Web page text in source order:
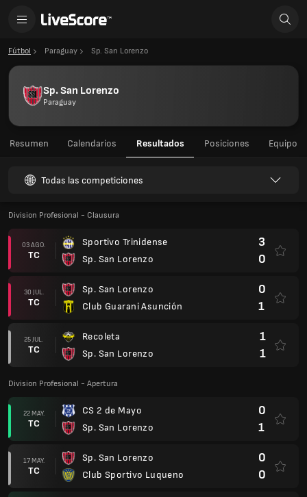
Fútbol Paraguay Sp. San Lorenzo
Sp. San Lorenzo
Paraguay
Resumen Calendarios Resultados Posiciones Equipo
Todas las competiciones
Division Profesional - Clausura
03 AGO.
TC
Sportivo Trinidense
Sp. San Lorenzo
3
0
30 JUL.
TC
Sp. San Lorenzo
Club Guarani Asunción
0
1
25 JUL.
TC
Recoleta
Sp. San Lorenzo
1
1
Division Profesional - Apertura
22 MAY.
TC
CS 2 de Mayo
Sp. San Lorenzo
0
1
17 MAY.
TC
Sp. San Lorenzo
Club Sportivo Luqueno
0
0